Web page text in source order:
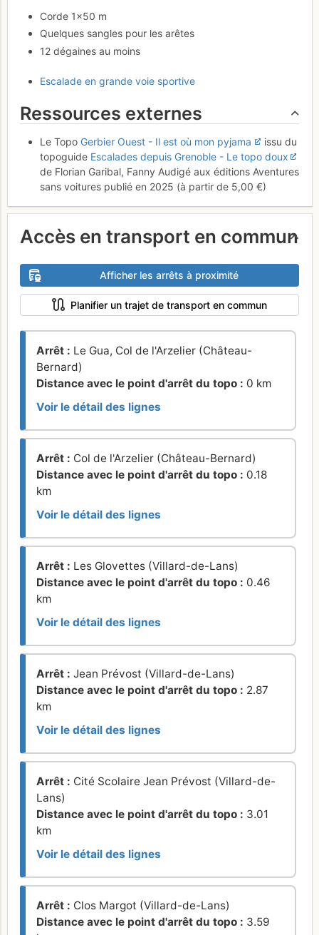
Corde 1×50 m
Quelques sangles pour les arêtes
12 dégaines au moins
Escalade en grande voie sportive
Ressources externes
Le Topo Gerbier Ouest - Il est où mon pyjama
issu du
topoguide Escalades depuis Grenoble - Le topo doux
de Florian Garibal, Fanny Audigé aux éditions Aventures
sans voitures publié en 2025 (à partir de 5,00 €)
Accès en transport en commun
Afficher les arrêts à proximité
Planifier un trajet de transport en commun
Arrêt : Le Gua, Col de l'Arzelier (Château-
Bernard)
Distance avec le point d'arrêt du topo : 0 km
Voir le détail des lignes
Arrêt : Col de l'Arzelier (Château-Bernard)
Distance avec le point d'arrêt du topo : 0.18
km
Voir le détail des lignes
Arrêt : Les Glovettes (Villard-de-Lans)
Distance avec le point d'arrêt du topo : 0.46
km
Voir le détail des lignes
Arrêt : Jean Prévost (Villard-de-Lans)
Distance avec le point d'arrêt du topo : 2.87
km
Voir le détail des lignes
Arrêt : Cité Scolaire Jean Prévost (Villard-de-
Lans)
Distance avec le point d'arrêt du topo : 3.01
km
Voir le détail des lignes
Arrêt : Clos Margot (Villard-de-Lans)
Distance avec le point d'arrêt du topo : 3.59